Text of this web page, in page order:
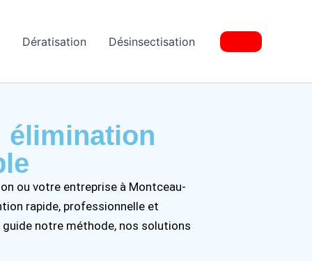
Dératisation Désinsectisation
élimination
ou votre entreprise à Montceau-
rapide, professionnelle et
notre méthode, nos solutions